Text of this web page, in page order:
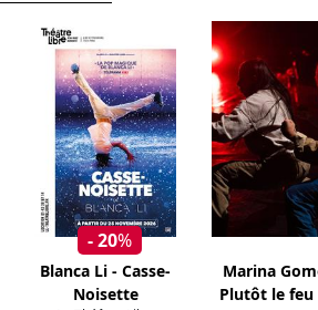
- 20%
Blanca Li - Casse-
Noisette
Marina
Plutôt le feu